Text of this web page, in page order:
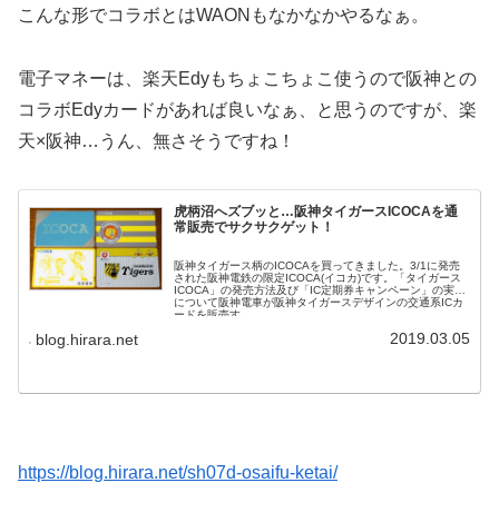
こんな形でコラボとはWAONもなかなかやるなぁ。
電子マネーは、楽天Edyもちょこちょこ使うので阪神との
コラボEdyカードがあれば良いなぁ、と思うのですが、楽
天×阪神…うん、無さそうですね！
虎柄沼へズブッと…阪神タイガースICOCAを通
常販売でサクサクゲット！
阪神タイガース柄のICOCAを買ってきました。3/1に発売
された阪神電鉄の限定ICOCA(イコカ)です。「タイガース
ICOCA」の発売方法及び「IC定期券キャンペーン」の実施
について阪神電車が阪神タイガースデザインの交通系ICカ
ードを販売す...
blog.hirara.net 2019.03.05
https://blog.hirara.net/sh07d-osaifu-ketai/